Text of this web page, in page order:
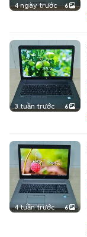
4 ngày trước 6
3 tuần trước 6
4 tuần trước 6